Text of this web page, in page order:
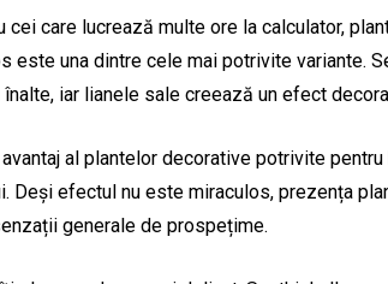
cei care lucrează multe ore la calculator,
este una dintre cele mai potrivite variante.
iar lianele sale creează un efect
avantaj al plantelor decorative potrivite
Deși efectul nu este miraculos, prezența
generale de prospețime.